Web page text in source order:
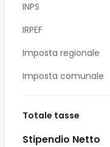
INPS
IRPEF
Imposta regionale
Imposta comunale
Totale tasse
Stipendio Netto